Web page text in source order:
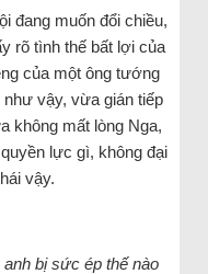
đang muốn đổi chiều,
rõ tình thế bất lợi của
của một ông tướng
vậy, vừa gián tiếp
không mất lòng Nga,
lực gì, không đại
vậy.
bị sức ép thế nào